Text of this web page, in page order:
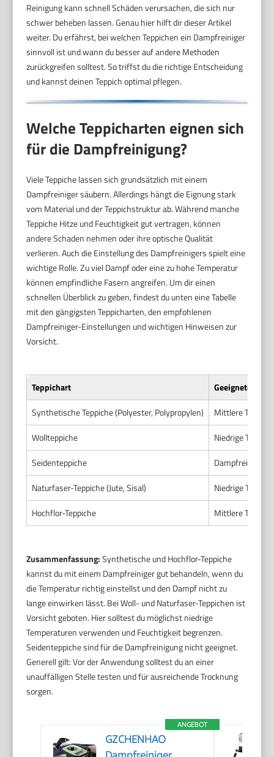
Reinigung kann schnell Schäden verursachen, die sich nur
schwer beheben lassen. Genau hier hilft dir dieser Artikel
weiter. Du erfährst, bei welchen Teppichen ein Dampfreiniger
sinnvoll ist und wann du besser auf andere Methoden
zurückgreifen solltest. So triffst du die richtige Entscheidung
und kannst deinen Teppich optimal pflegen.
Welche Teppicharten eignen sich
für die Dampfreinigung?
Viele Teppiche lassen sich grundsätzlich mit einem
Dampfreiniger säubern. Allerdings hängt die Eignung stark
vom Material und der Teppichstruktur ab. Während manche
Teppiche Hitze und Feuchtigkeit gut vertragen, können
andere Schaden nehmen oder ihre optische Qualität
verlieren. Auch die Einstellung des Dampfreinigers spielt eine
wichtige Rolle. Zu viel Dampf oder eine zu hohe Temperatur
können empfindliche Fasern angreifen. Um dir einen
schnellen Überblick zu geben, findest du unten eine Tabelle
mit den gängigsten Teppicharten, den empfohlenen
Dampfreiniger-Einstellungen und wichtigen Hinweisen zur
Vorsicht.
Teppichart
Geeignete
Synthetische Teppiche (Polyester, Polypropylen)
Mittlere
Wollteppiche
Niedrige
Seidenteppiche
Naturfaser-Teppiche (Jute, Sisal)
Niedrige
Hochflor-Teppiche
Mittlere
Zusammenfassung:Synthetische und Hochflor-Teppiche
kannst du mit einem Dampfreiniger gut behandeln, wenn du
die Temperatur richtig einstellst und den Dampf nicht zu
lange einwirken lässt. Bei Woll- und Naturfaser-Teppichen ist
Vorsicht geboten. Hier solltest du möglichst niedrige
Temperaturen verwenden und Feuchtigkeit begrenzen.
Seidenteppiche sind für die Dampfreinigung nicht geeignet.
Generell gilt: Vor der Anwendung solltest du an einer
unauffälligen Stelle testen und für ausreichende Trocknung
sorgen.
ANGEBOT
GZCHENHAO